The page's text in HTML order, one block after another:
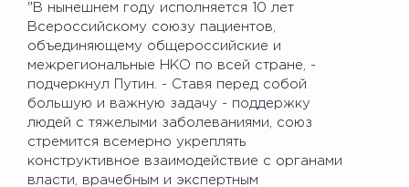
"В нынешнем году исполняется 10 лет
Всероссийскому союзу пациентов,
объединяющему общероссийские и
межрегиональные НКО по всей стране, -
подчеркнул Путин. - Ставя перед собой
большую и важную задачу - поддержку
людей с тяжелыми заболеваниями, союз
стремится всемерно укреплять
конструктивное взаимодействие с органами
власти, врачебным и экспертным